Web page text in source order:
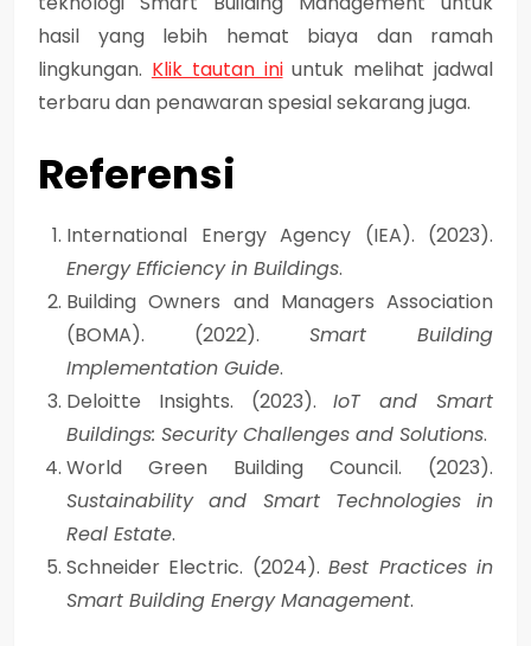
hasil yang lebih hemat biaya dan ramah
lingkungan. Klik tautan iniuntuk melihat jadwal
terbaru dan penawaran spesial sekarang juga.
Referensi
International Energy Agency (IEA). (2023).
Energy Efficiency in Buildings.
Building Owners and Managers Association
(BOMA). (2022). Smart Building
Implementation Guide.
Deloitte Insights. (2023).IoT and Smart
Buildings: Security Challenges and Solutions.
World Green Building Council. (2023).
Sustainability and Smart Technologies in
Real Estate.
Schneider Electric. (2024).Best Practices in
Smart Building Energy Management.